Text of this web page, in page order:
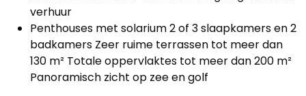
verhuur
Penthouses met solarium 2 of 3 slaapkamers en 2
badkamers Zeer ruime terrassen tot meer dan
130 m² Totale oppervlaktes tot meer dan 200 m²
Panoramisch zicht op zee en golf